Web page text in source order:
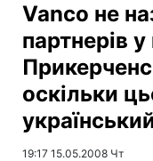
Vanco не
партнерів у
оскільки
19:17 15.05.2008 Чт